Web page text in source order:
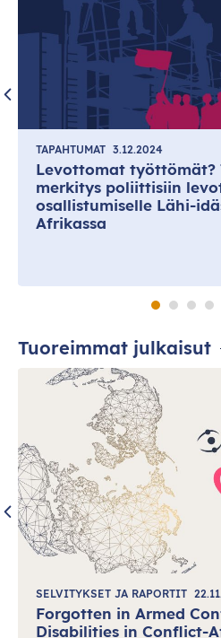
TAPAHTUMAT 3.12.2024
Levottomat työttömät?
merkitys poliittisiin
osallistumiselle Lähi-
Afrikassa
Tuoreimmat julkaisut
SELVITYKSET JA RAPORTIT
Forgotten in Armed
Disabilities in Conflict-